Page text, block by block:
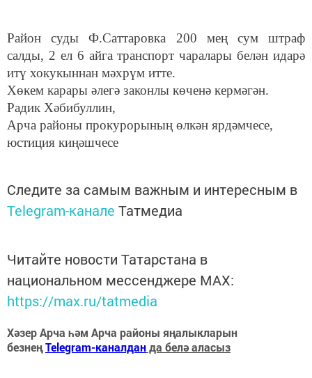
Район суды Ф.Саттаровка 200 мең сум штраф
салды, 2 ел 6 айга транспорт чаралары белән идарә
итү хокукыннан мәхрүм итте.
Хөкем карары әлегә законлы көченә кермәгән.
Радик Хәбибуллин,
Арча районы прокурорының өлкән ярдәмчесе,
юстиция киңәшчесе
Следите за самым важным и интересным в
Telegram-канале Татмедиа
Читайте новости Татарстана в
национальном мессенджере MАХ:
https://max.ru/tatmedia
Хәзер Арча һәм Арча районы яңалыкларын
безнеңTelegram-каналданда белә аласыз